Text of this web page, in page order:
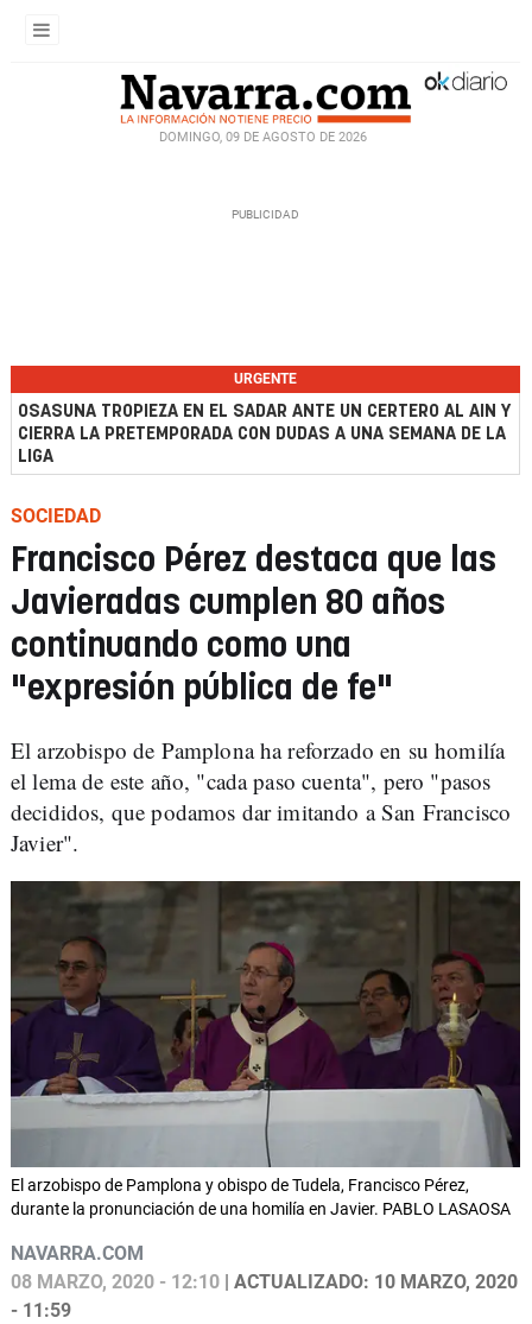
DOMINGO, 09 DE AGOSTO DE 2026
URGENTE
OSASUNA TROPIEZA EN EL SADAR ANTE UN CERTERO AL AIN Y
CIERRA LA PRETEMPORADA CON DUDAS A UNA SEMANA DE LA
LIGA
SOCIEDAD
Francisco Pérez destaca que las
Javieradas cumplen 80 años
continuando como una
"expresión pública de fe"
El arzobispo de Pamplona ha reforzado en su homilía
el lema de este año, "cada paso cuenta", pero "pasos
decididos, que podamos dar imitando a San Francisco
Javier".
El arzobispo de Pamplona y obispo de Tudela, Francisco Pérez,
durante la pronunciación de una homilía en Javier. PABLO LASAOSA
NAVARRA.COM
08 MARZO, 2020 - 12:10 | ACTUALIZADO: 10 MARZO, 2020
- 11:59